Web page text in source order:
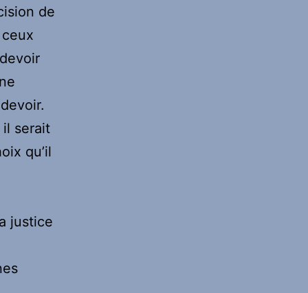
de
serait
qu’il
justice